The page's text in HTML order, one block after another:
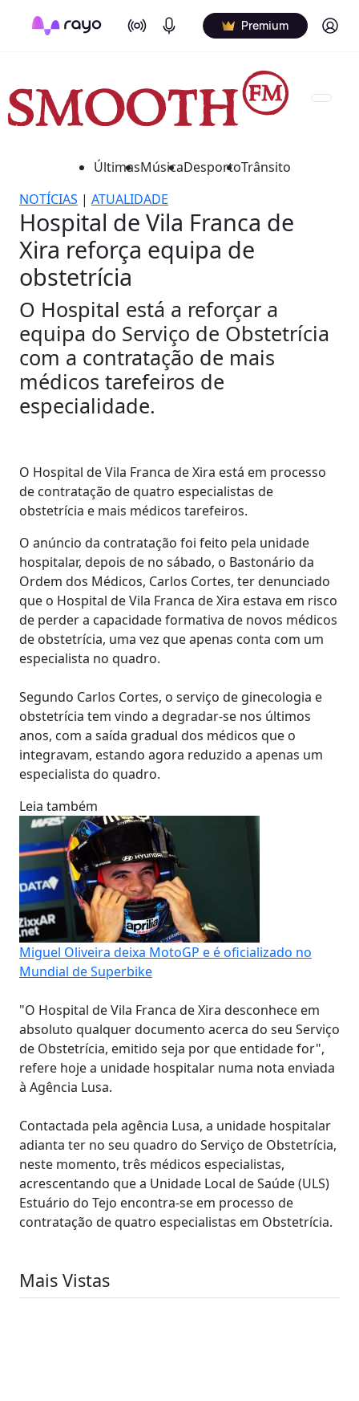
On Air Podcasts Premium Log in
ÚltimasMúsicaDesportoTrânsito
NOTÍCIAS | ATUALIDADE
Hospital de Vila Franca de
Xira reforça equipa de
obstetrícia
O Hospital está a reforçar a
equipa do Serviço de Obstetrícia
com a contratação de mais
médicos tarefeiros de
especialidade.
O Hospital de Vila Franca de Xira está em processo
de contratação de quatro especialistas de
obstetrícia e mais médicos tarefeiros.
O anúncio da contratação foi feito pela unidade
hospitalar, depois de no sábado, o Bastonário da
Ordem dos Médicos, Carlos Cortes, ter denunciado
que o Hospital de Vila Franca de Xira estava em risco
de perder a capacidade formativa de novos médicos
de obstetrícia, uma vez que apenas conta com um
especialista no quadro.
Segundo Carlos Cortes, o serviço de ginecologia e
obstetrícia tem vindo a degradar-se nos últimos
anos, com a saída gradual dos médicos que o
integravam, estando agora reduzido a apenas um
especialista do quadro.
Leia também
Miguel Oliveira deixa MotoGP e é oficializado no
Mundial de Superbike
"O Hospital de Vila Franca de Xira desconhece em
absoluto qualquer documento acerca do seu Serviço
de Obstetrícia, emitido seja por que entidade for",
refere hoje a unidade hospitalar numa nota enviada
à Agência Lusa.
Contactada pela agência Lusa, a unidade hospitalar
adianta ter no seu quadro do Serviço de Obstetrícia,
neste momento, três médicos especialistas,
acrescentando que a Unidade Local de Saúde (ULS)
Estuário do Tejo encontra-se em processo de
contratação de quatro especialistas em Obstetrícia.
Mais Vistas